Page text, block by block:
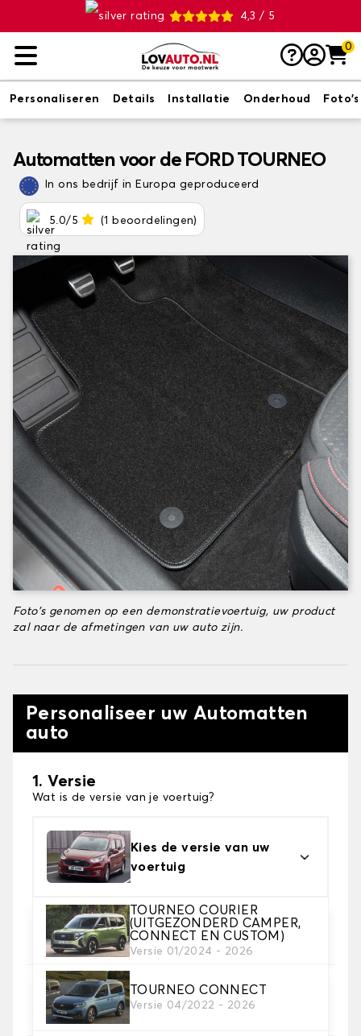
4,3 / 5
0
Personaliseren Details Installatie Onderhoud Foto's
Automatten voor de FORD TOURNEO
In ons bedrijf in Europa geproduceerd
5.0/5 (1 beoordelingen)
Foto's genomen op een demonstratievoertuig, uw product
zal naar de afmetingen van uw auto zijn.
Personaliseer uw Automatten
auto
1. Versie
Wat is de versie van je voertuig?
Kies de versie van uw
voertuig
TOURNEO COURIER
(UITGEZONDERD CAMPER,
CONNECT EN CUSTOM)
Versie 01/2024 - 2026
TOURNEO CONNECT
Versie 04/2022 - 2026
2. Materiaal
Kies het materiaal van uw automatten
3. Aantal matten
Selecteer het aantal automatten dat je nodig hebt.